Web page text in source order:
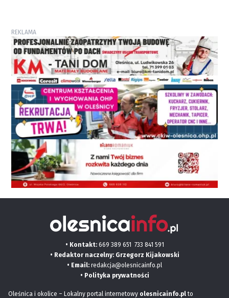
REKLAMA
• Kontakt: 669 389 651 733 841 591
• Redaktor naczelny: Grzegorz Kijakowski
• Email: redakcja@olesnicainfo.pl
• Polityka prywatności
Oleśnica i okolice – Lokalny portal internetowy olesnicainfo.plto